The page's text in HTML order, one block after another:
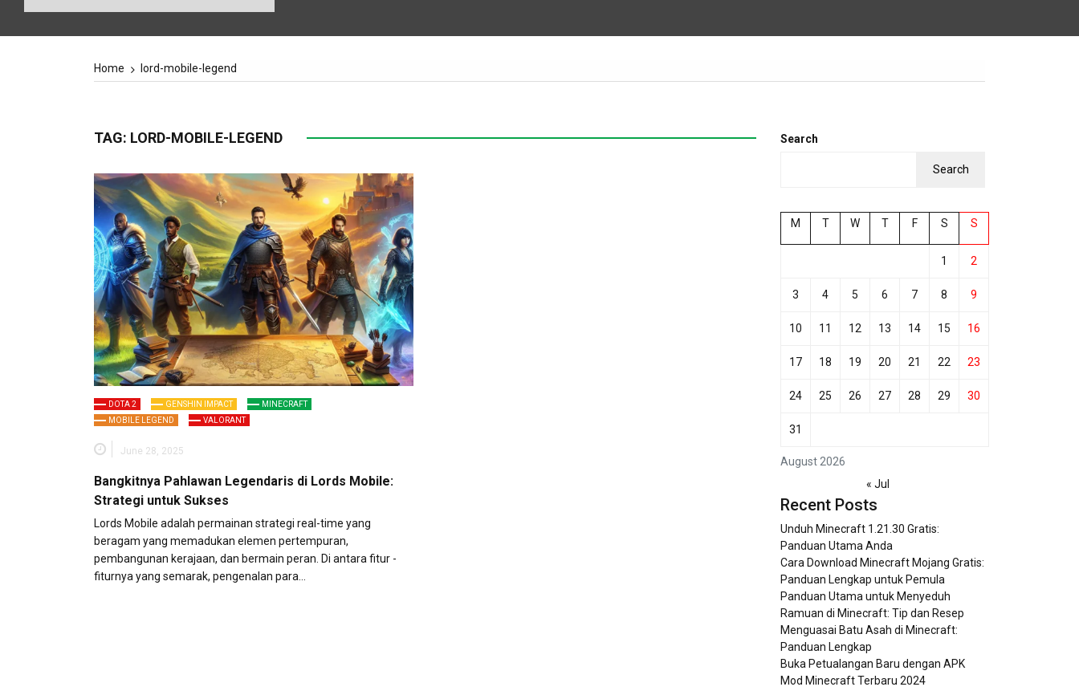
Home lord-mobile-legend
TAG: LORD-MOBILE-LEGEND
DOTA 2 GENSHIN IMPACT
MINECRAFT
MOBILE LEGEND
VALORANT
June 28, 2025
Bangkitnya Pahlawan Legendaris di Lords Mobile:
Strategi untuk Sukses
Lords Mobile adalah permainan strategi real-time yang
beragam yang memadukan elemen pertempuran,
pembangunan kerajaan, dan bermain peran. Di antara fitur -
fiturnya yang semarak, pengenalan para…
Search
Search
August 2026
M T W T F S S
1 2
3 4 5 6 7 8 9
10 11 12 13 14 15 16
17 18 19 20 21 22 23
24 25 26 27 28 29 30
31
« Jul
Recent Posts
Unduh Minecraft 1.21.30 Gratis:
Panduan Utama Anda
Cara Download Minecraft Mojang Gratis:
Panduan Lengkap untuk Pemula
Panduan Utama untuk Menyeduh
Ramuan di Minecraft: Tip dan Resep
Menguasai Batu Asah di Minecraft:
Panduan Lengkap
Buka Petualangan Baru dengan APK
Mod Minecraft Terbaru 2024